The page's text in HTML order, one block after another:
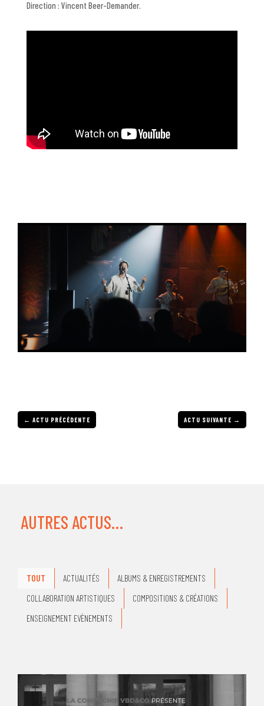
Direction : Vincent Beer-Demander.
← ACTU PRÉCÉDENTE ACTU SUIVANTE →
AUTRES ACTUS…
TOUT ACTUALITÉS
ALBUMS & ENREGISTREMENTS
COLLABORATION ARTISTIQUES
COMPOSITIONS & CRÉATIONS
ENSEIGNEMENT EVÈNEMENTS